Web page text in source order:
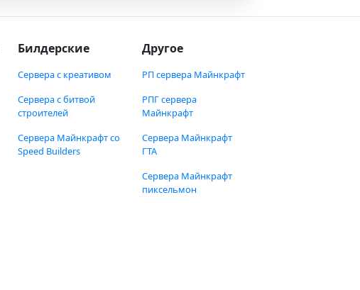
Билдерские
Сервера с креативом
Сервера с битвой
строителей
Сервера Майнкрафт со
Speed Builders
Другое
РП сервера Майнкрафт
РПГ сервера
Майнкрафт
Сервера Майнкрафт
ГТА
Сервера Майнкрафт
пиксельмон